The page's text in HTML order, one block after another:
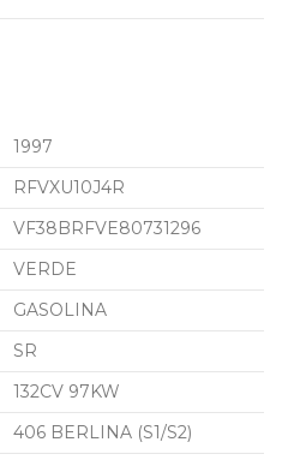
1997
RFVXU10J4R
VF38BRFVE80731296
VERDE
GASOLINA
SR
132CV 97KW
406 BERLINA (S1/S2)